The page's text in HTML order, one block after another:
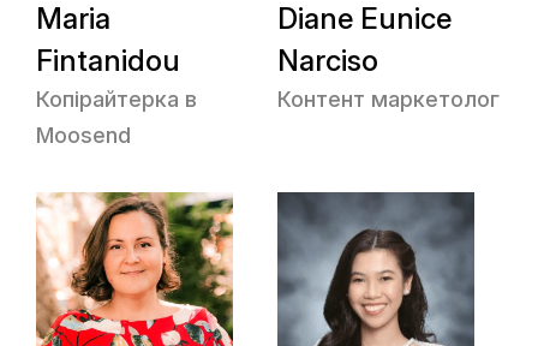
Maria
Fintanidou
Копірайтерка в
Moosend
Diane Eunice
Narciso
Контент маркетолог